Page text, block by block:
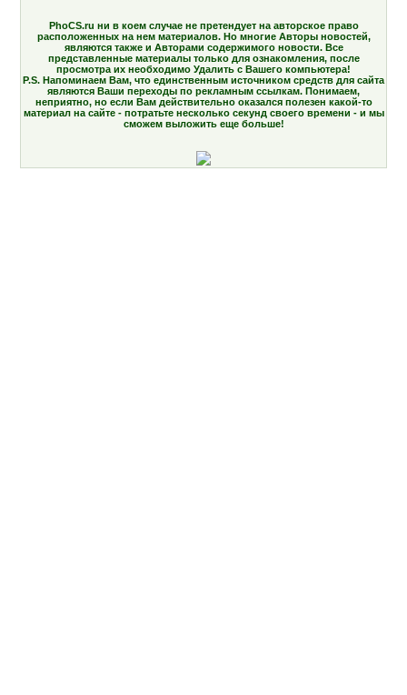
PhoCS.ru ни в коем случае не претендует на авторское право
расположенных на нем материалов. Но многие Авторы новостей,
являются также и Авторами содержимого новости. Все
представленные материалы только для ознакомления, после
просмотра их необходимо Удалить с Вашего компьютера!
P.S. Напоминаем Вам, что единственным источником средств для сайта
являются Ваши переходы по рекламным ссылкам. Понимаем,
неприятно, но если Вам действительно оказался полезен какой-то
материал на сайте - потратьте несколько секунд своего времени - и мы
сможем выложить еще больше!